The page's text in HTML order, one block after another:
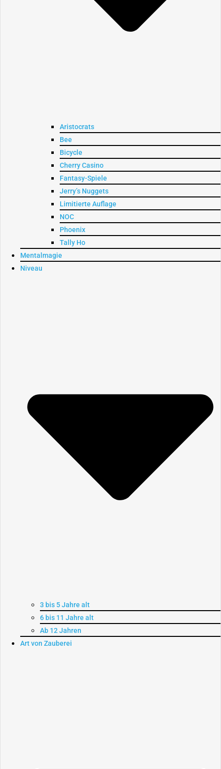
Aristocrats
Bee
Bicycle
Cherry Casino
Fantasy-Spiele
Jerry’s Nuggets
Limitierte Auflage
NOC
Phoenix
Tally Ho
Mentalmagie
Niveau
3 bis 5 Jahre alt
6 bis 11 Jahre alt
Ab 12 Jahren
Art von Zauberei